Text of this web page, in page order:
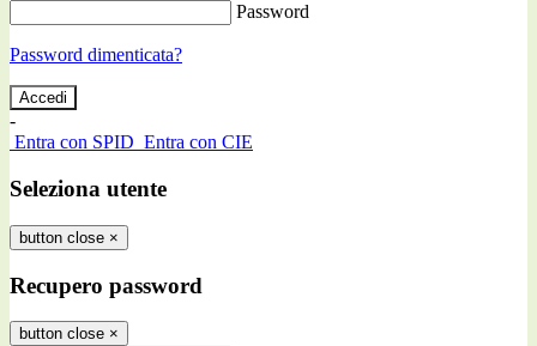
Password
Password dimenticata?
-
Entra con SPID Entra con CIE
Seleziona utente
button close ×
Recupero password
button close ×